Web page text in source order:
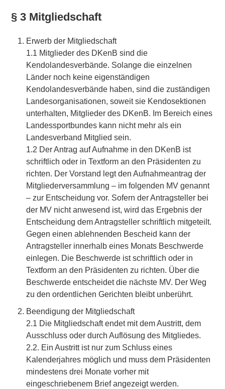
§ 3 Mitgliedschaft
Erwerb der Mitgliedschaft
1.1 Mitglieder des DKenB sind die
Kendolandesverbände. Solange die einzelnen
Länder noch keine eigenständigen
Kendolandesverbände haben, sind die zuständigen
Landesorganisationen, soweit sie Kendosektionen
unterhalten, Mitglieder des DKenB. Im Bereich eines
Landessportbundes kann nicht mehr als ein
Landesverband Mitglied sein.
1.2 Der Antrag auf Aufnahme in den DKenB ist
schriftlich oder in Textform an den Präsidenten zu
richten. Der Vorstand legt den Aufnahmeantrag der
Mitgliederversammlung – im folgenden MV genannt
– zur Entscheidung vor. Sofern der Antragsteller bei
der MV nicht anwesend ist, wird das Ergebnis der
Entscheidung dem Antragsteller schriftlich mitgeteilt.
Gegen einen ablehnenden Bescheid kann der
Antragsteller innerhalb eines Monats Beschwerde
einlegen. Die Beschwerde ist schriftlich oder in
Textform an den Präsidenten zu richten. Über die
Beschwerde entscheidet die nächste MV. Der Weg
zu den ordentlichen Gerichten bleibt unberührt.
Beendigung der Mitgliedschaft
2.1 Die Mitgliedschaft endet mit dem Austritt, dem
Ausschluss oder durch Auflösung des Mitgliedes.
2.2. Ein Austritt ist nur zum Schluss eines
Kalenderjahres möglich und muss dem Präsidenten
mindestens drei Monate vorher mit
eingeschriebenem Brief angezeigt werden.